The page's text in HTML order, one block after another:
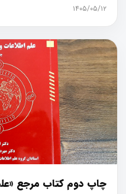
۱۴۰۵/۰۵/۱۲
چاپ دوم کتاب مرجع